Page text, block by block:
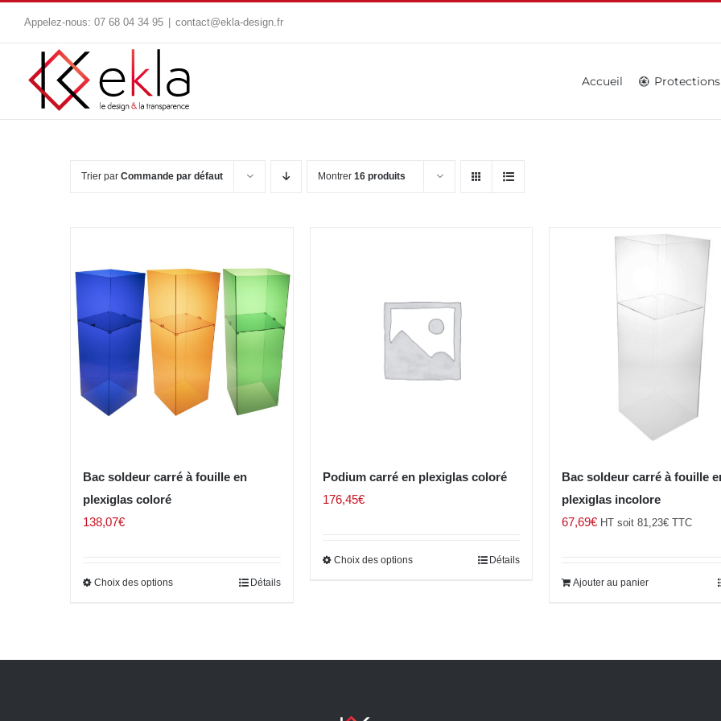
Appelez-nous: 07 68 04 34 95 contact@ekla-design.fr
Accueil
Trier par Commande par défaut Montrer 16 produits
Bac soldeur carré à fouille en
plexiglas coloré
138,07€
Choix des options Détails
Podium carré en plexiglas coloré
176,45€
Choix des options Détails
Bac soldeur carré à fouille
plexiglas incolore
67,69€ HT soit 81,23€ TTC
Ajouter au panier